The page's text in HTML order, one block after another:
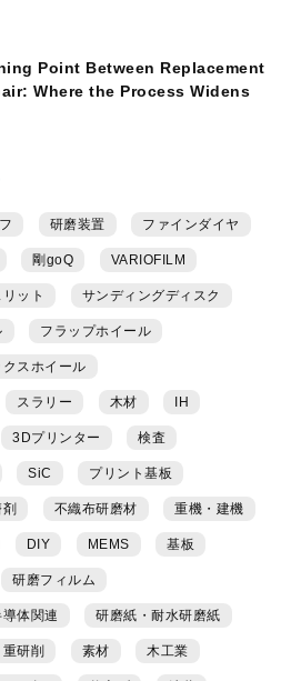
Point Between Replacement
Where the Process Widens
研磨装置 ファインダイヤ
剛goQ VARIOFILM
リット サンディングディスク
フラップホイール
スホイール
スラリー 木材 IH
3Dプリンター 検査
SiC プリント基板
不織布研磨材 重機・建機
DIY MEMS 基板
研磨フィルム
導体関連 研磨紙・耐水研磨紙
重研削 素材 木工業